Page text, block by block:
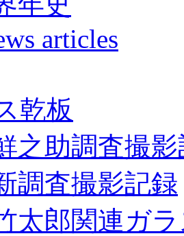
articles
乾板
之助調査撮
調査撮影記録
太郎関連ガ